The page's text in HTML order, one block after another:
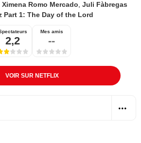
Ximena Romo Mercado Juli Fàbregas
Part 1: The Day of the Lord
2,2
Mes amis
--
VOIR SUR NETFLIX